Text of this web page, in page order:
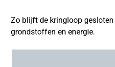
Zo blijft de kringloop
grondstoffen en energie.